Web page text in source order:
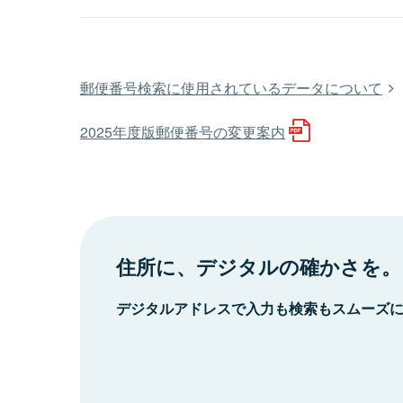
郵便番号検索に使用されているデータについて
2025年度版郵便番号の変更案内
住所に、デジタルの確かさを。
デジタルアドレスで入力も検索もスムーズ